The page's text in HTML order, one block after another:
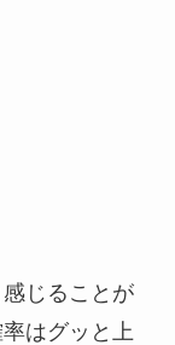
じることが
はグッと上